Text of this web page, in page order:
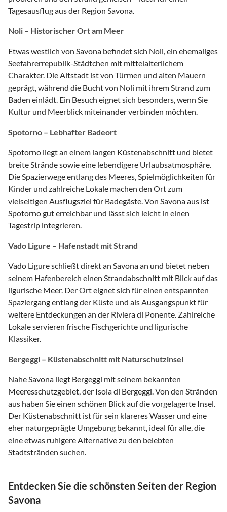
Tagesausflug aus der Region Savona.
Noli – Historischer Ort am Meer
Etwas westlich von Savona befindet sich Noli, ein ehemaliges
Seefahrerrepublik-Städtchen mit mittelalterlichem
Charakter. Die Altstadt ist von Türmen und alten Mauern
geprägt, während die Bucht von Noli mit ihrem Strand zum
Baden einlädt. Ein Besuch eignet sich besonders, wenn Sie
Kultur und Meerblick miteinander verbinden möchten.
Spotorno – Lebhafter Badeort
Spotorno liegt an einem langen Küstenabschnitt und bietet
breite Strände sowie eine lebendigere Urlaubsatmosphäre.
Die Spazierwege entlang des Meeres, Spielmöglichkeiten für
Kinder und zahlreiche Lokale machen den Ort zum
vielseitigen Ausflugsziel für Badegäste. Von Savona aus ist
Spotorno gut erreichbar und lässt sich leicht in einen
Tagestrip integrieren.
Vado Ligure – Hafenstadt mit Strand
Vado Ligure schließt direkt an Savona an und bietet neben
seinem Hafenbereich einen Strandabschnitt mit Blick auf das
ligurische Meer. Der Ort eignet sich für einen entspannten
Spaziergang entlang der Küste und als Ausgangspunkt für
weitere Entdeckungen an der Riviera di Ponente. Zahlreiche
Lokale servieren frische Fischgerichte und ligurische
Klassiker.
Bergeggi – Küstenabschnitt mit Naturschutzinsel
Nahe Savona liegt Bergeggi mit seinem bekannten
Meeresschutzgebiet, der Isola di Bergeggi. Von den Stränden
aus haben Sie einen schönen Blick auf die vorgelagerte Insel.
Der Küstenabschnitt ist für sein klareres Wasser und eine
eher naturgeprägte Umgebung bekannt, ideal für alle, die
eine etwas ruhigere Alternative zu den belebten
Stadtstränden suchen.
Entdecken Sie die schönsten Seiten der Region
Savona